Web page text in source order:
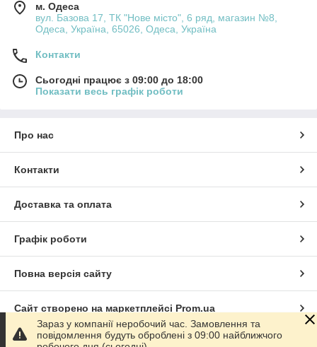
м. Одеса
вул. Базова 17, ТК "Нове місто", 6 ряд, магазин №8,
Одеса, Україна, 65026, Одеса, Україна
Контакти
Сьогодні працює з 09:00 до 18:00
Показати весь графік роботи
Про нас
Контакти
Доставка та оплата
Графік роботи
Повна версія сайту
Сайт створено на маркетплейсі Prom.ua
Політика конфіденційності
Зараз у компанії неробочий час. Замовлення та
повідомлення будуть оброблені з 09:00 найближчого